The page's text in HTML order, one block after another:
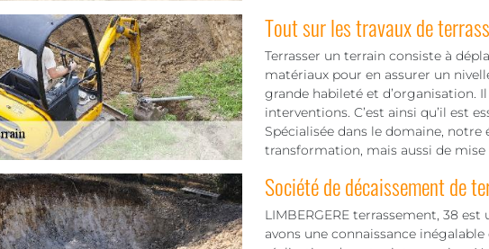
Tout sur les travaux de
Terrasser un terrain consiste à
matériaux pour en assurer un
grande habileté et d’organisation.
interventions. C’est ainsi qu’il est
Spécialisée dans le domaine,
transformation, mais aussi de
Société de décaissement de
LIMBERGERE terrassement, 38
avons une connaissance